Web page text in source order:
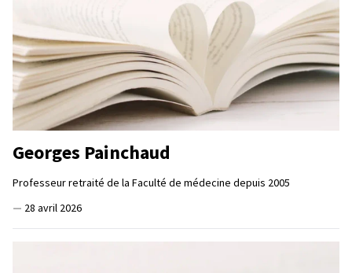
Georges Painchaud
Professeur retraité de la Faculté de médecine depuis 2005
— 28 avril 2026